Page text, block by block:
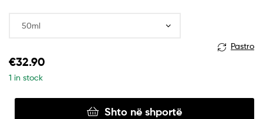
Pastro
€32.90
1 in stock
Shto në shportë